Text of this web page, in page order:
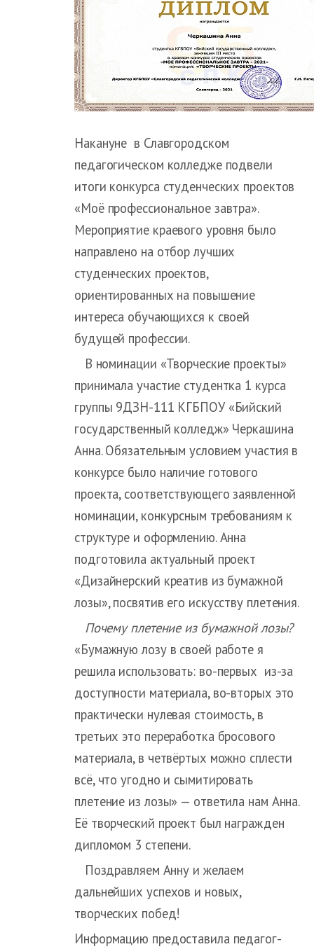
Накануне в Славгородском
педагогическом колледже подвели
итоги конкурса студенческих проектов
«Моё профессиональное завтра».
Мероприятие краевого уровня было
направлено на отбор лучших
студенческих проектов,
ориентированных на повышение
интереса обучающихся к своей
будущей профессии.
В номинации «Творческие проекты»
принимала участие студентка 1 курса
группы 9ДЗН-111 КГБПОУ «Бийский
государственный колледж» Черкашина
Анна. Обязательным условием участия в
конкурсе было наличие готового
проекта, соответствующего заявленной
номинации, конкурсным требованиям к
структуре и оформлению. Анна
подготовила актуальный проект
«Дизайнерский креатив из бумажной
лозы», посвятив его искусству плетения.
Почему плетение из бумажной лозы?
«Бумажную лозу в своей работе я
решила использовать: во-первых из-за
доступности материала, во-вторых это
практически нулевая стоимость, в
третьих это переработка бросового
материала, в четвёртых можно сплести
всё, что угодно и сымитировать
плетение из лозы» — ответила нам Анна.
Её творческий проект был награжден
дипломом 3 степени.
Поздравляем Анну и желаем
дальнейших успехов и новых,
творческих побед!
Информацию предоставила педагог-